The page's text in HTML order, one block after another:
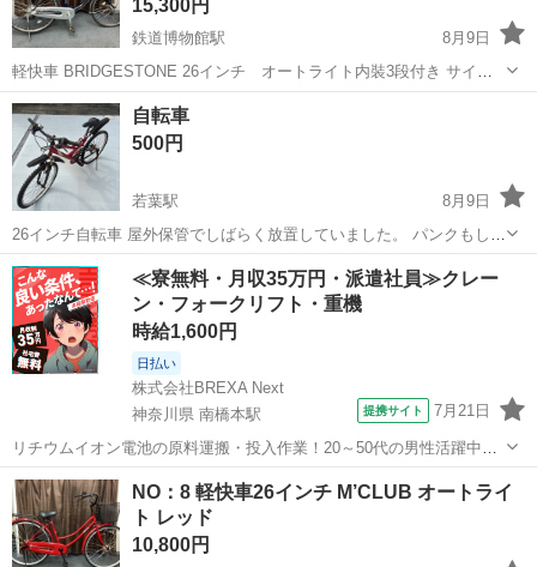
15,300円
鉄道博物館駅
8月9日
軽快車 BRIDGESTONE 26インチ オートライト内裝3段付き サイ
ズ:26インチ ブレーキ:前 キャリパー、後 ローラーブレーキ ライト:オ
埼玉 さいたま市
自転車
500円
若葉駅
8月9日
26インチ自転車 屋外保管でしばらく放置していました。 パンクもして
いると思います。
埼玉 鶴ヶ島市 若葉駅 自転車
≪寮無料・月収35万円・派遣社員≫クレー
ン・フォークリフト・重機
時給1,600円
日払い
株式会社BREXA Next
神奈川県 南橋本駅
提携サイト 7月21日
リチウムイオン電池の原料運搬・投入作業！20～50代の男性活躍中★
ワンルーム寮完備！赴任旅費会社負担！年間休日130日★フォークリフ
ト免許お持ちの方、活躍中！就業先食堂利用可★《神奈川県相模原
市》 人気の工場のお仕事 ◇電...
神奈川 相模原市 南橋本駅 その他
NO：8 軽快車26インチ M’CLUB オートライ
ト レッド
10,800円